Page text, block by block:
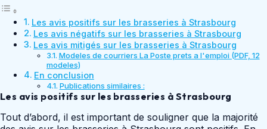
Les avis positifs sur les brasseries à Strasbourg
Les avis négatifs sur les brasseries à Strasbourg
Les avis mitigés sur les brasseries à Strasbourg
Modeles de courriers La Poste prets a l'emploi (PDF, 12
modeles)
En conclusion
Publications similaires :
Les avis positifs sur les brasseries à Strasbourg
Tout d’abord, il est important de souligner que la majorité